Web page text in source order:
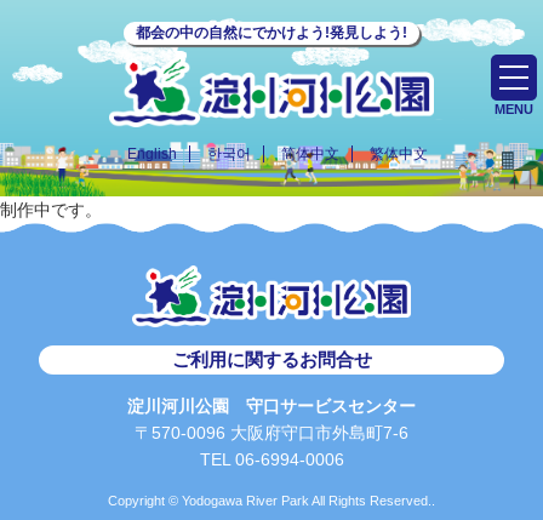
都会の中の自然にでかけよう!発見しよう!
English 한국어 简体中文 繁体中文
MENU
制作中です。
ご利用に関するお問合せ
淀川河川公園 守口サービスセンター
〒570-0096 大阪府守口市外島町7-6
TEL 06-6994-0006
Copyright © Yodogawa River Park All Rights Reserved..